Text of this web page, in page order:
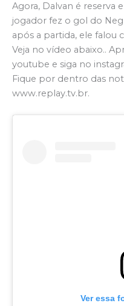
Agora, Dalvan é reserva
jogador fez o gol do
após a partida, ele falou
Veja no vídeo abaixo..
youtube e siga no
Fique por dentro das
www.replay.tv.br.
Ver essa